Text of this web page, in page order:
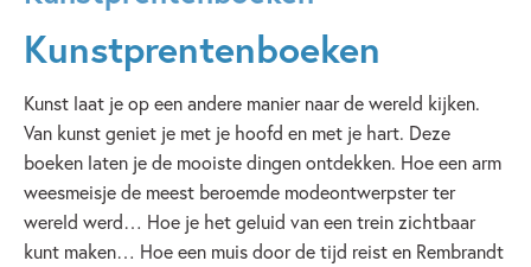
Kunstprentenboeken
Kunst laat je op een andere manier naar de wereld kijken.
Van kunst geniet je met je hoofd en met je hart. Deze
boeken laten je de mooiste dingen ontdekken. Hoe een arm
weesmeisje de meest beroemde modeontwerpster ter
wereld werd… Hoe je het geluid van een trein zichtbaar
kunt maken… Hoe een muis door de tijd reist en Rembrandt